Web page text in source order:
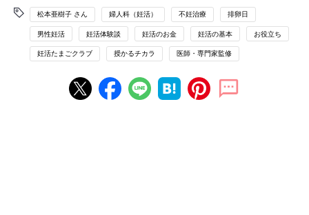
松本亜樹子 さん 婦人科（妊活） 不妊治療 排卵日
男性妊活 妊活体験談 妊活のお金 妊活の基本 お役立ち
妊活たまごクラブ 授かるチカラ 医師・専門家監修